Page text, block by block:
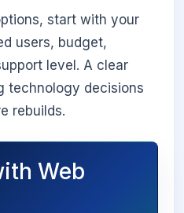
start with your
users, budget,
level. A clear
technology decisions
rebuilds.
Web